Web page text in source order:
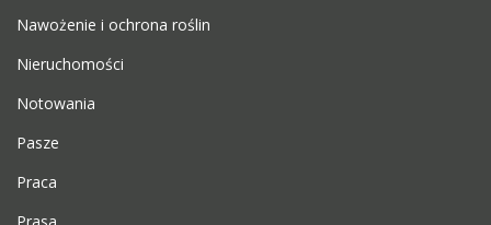
Nawożenie i ochrona roślin
Nieruchomości
Notowania
Pasze
Praca